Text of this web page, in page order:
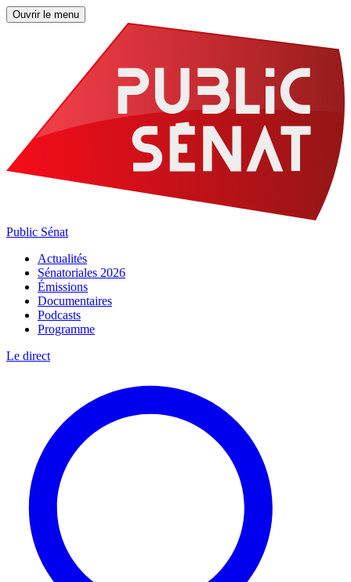
Ouvrir le menu
Public Sénat
Actualités
Sénatoriales 2026
Émissions
Documentaires
Podcasts
Programme
Le direct